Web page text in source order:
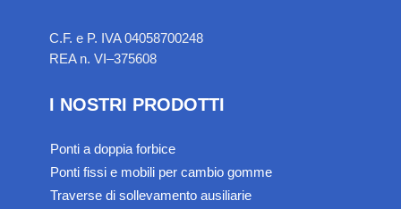
C.F. e P. IVA 04058700248
REA n. VI–375608
I NOSTRI PRODOTTI
Ponti a doppia forbice
Ponti fissi e mobili per cambio gomme
Traverse di sollevamento ausiliarie